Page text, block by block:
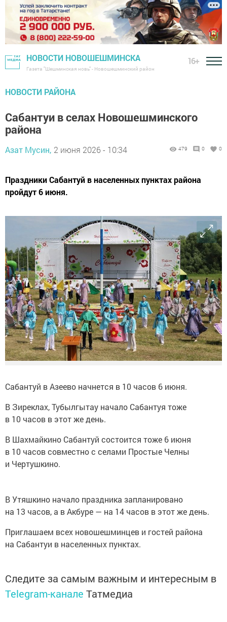
НОВОСТИ НОВОШЕШМИНСКА
Газета "Шешминская новь" - Новошешминский район
16+
НОВОСТИ РАЙОНА
Сабантуи в селах Новошешминского
района
Азат Мусин, 2 июня 2026 - 10:34 479 0 0
Праздники Сабантуй в населенных пунктах района
пройдут 6 июня.
Сабантуй в Азеево начнется в 10 часов 6 июня.
В Зиреклах, Тубылгытау начало Сабантуя тоже
в 10 часов в этот же день.
В Шахмайкино Сабантуй состоится тоже 6 июня
в 10 часов совместно с селами Простые Челны
и Чертушкино.
В Утяшкино начало праздника запланировано
на 13 часов, а в Акбуре — на 14 часов в этот же день.
Приглашаем всех новошешминцев и гостей района
на Сабантуи в населенных пунктах.
Следите за самым важным и интересным в
Telegram-канале Татмедиа